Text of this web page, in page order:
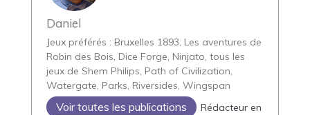
Daniel
Jeux préférés : Bruxelles 1893, Les aventures de
Robin des Bois, Dice Forge, Ninjato, tous les
jeux de Shem Philips, Path of Civilization,
Watergate, Parks, Riversides, Wingspan
Voir toutes les publications
Rédacteur en